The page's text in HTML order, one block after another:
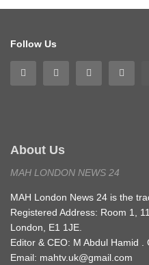
Follow Us
About Us
MAH LONDON NEWS 24
MAH London News 24 is the
Registered Address: Room 1,
London, E1 1JE.
Editor & CEO: M Abdul Hamid .
Email: mahtv.uk@gmail.com